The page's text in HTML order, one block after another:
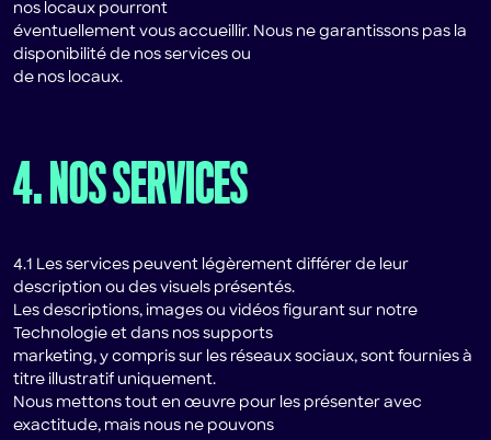
nos locaux pourront
éventuellement vous accueillir. Nous ne garantissons pas la
disponibilité de nos services ou
de nos locaux.
4. NOS SERVICES
4.1 Les services peuvent légèrement différer de leur
description ou des visuels présentés.
Les descriptions, images ou vidéos figurant sur notre
Technologie et dans nos supports
marketing, y compris sur les réseaux sociaux, sont fournies à
titre illustratif uniquement.
Nous mettons tout en œuvre pour les présenter avec
exactitude, mais nous ne pouvons